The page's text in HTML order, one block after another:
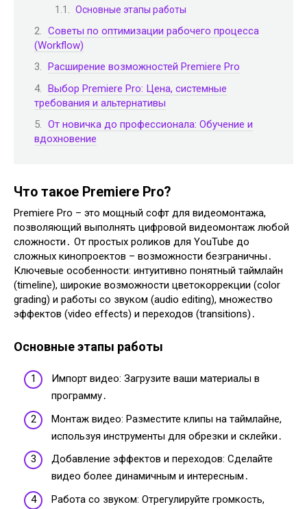
Основные этапы работы
Советы по оптимизации рабочего процесса
(Workflow)
Расширение возможностей Premiere Pro
Выбор Premiere Pro: Цена, системные
требования и альтернативы
От новичка до профессионала: Обучение и
вдохновение
Что такое Premiere Pro?
Premiere Pro – это мощный софт для видеомонтажа,
позволяющий выполнять цифровой видеомонтаж любой
сложности․ От простых роликов для YouTube до
сложных кинопроектов – возможности безграничны․
Ключевые особенности: интуитивно понятный таймлайн
(timeline), широкие возможности цветокоррекции (color
grading) и работы со звуком (audio editing), множество
эффектов (video effects) и переходов (transitions)․
Основные этапы работы
Импорт видео: Загрузите ваши материалы в
программу․
Монтаж видео: Разместите клипы на таймлайне,
используя инструменты для обрезки и склейки․
Добавление эффектов и переходов: Сделайте
видео более динамичным и интересным․
Работа со звуком: Отрегулируйте громкость,